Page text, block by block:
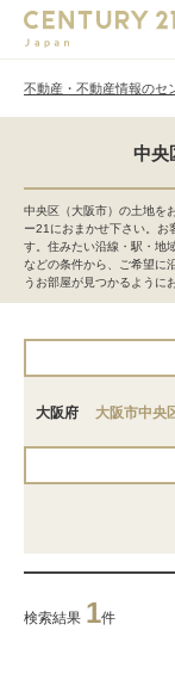
不動産・不動産情報のセ
中央
中央区（大阪市）の土地を
ー21におまかせ下さい。お
す。住みたい沿線・駅・地
などの条件から、ご希望に
うお部屋が見つかるように
大阪府 大阪市中央
検索結果 1件